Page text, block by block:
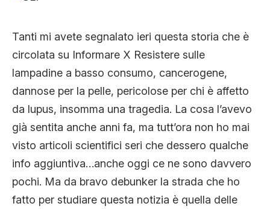
CONTATTI
CHI SIAMO
Tanti mi avete segnalato ieri questa storia che è
circolata su Informare X Resistere sulle
lampadine a basso consumo, cancerogene,
dannose per la pelle, pericolose per chi è affetto
da lupus, insomma una tragedia. La cosa l’avevo
già sentita anche anni fa, ma tutt’ora non ho mai
visto articoli scientifici seri che dessero qualche
info aggiuntiva…anche oggi ce ne sono davvero
pochi. Ma da bravo debunker la strada che ho
fatto per studiare questa notizia è quella delle